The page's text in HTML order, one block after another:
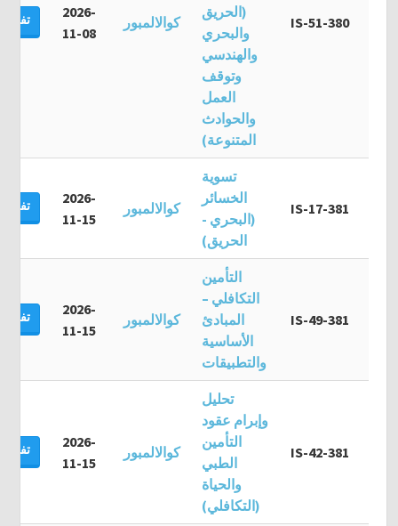
IS-51-380
(الحريق
والبحري
والهندسي
وتوقف
العمل
والحوادث
المتنوعة)
كوالالمبور
2026-
11-08
IS-17-381
تسوية
الخسائر
(البحري -
الحريق)
كوالالمبور
2026-
11-15
IS-49-381
التأمين
التكافلي –
المبادئ
الأساسية
والتطبيقات
كوالالمبور
2026-
11-15
IS-42-381
تحليل
وإبرام عقود
التأمين
الطبي
والحياة
(التكافلي)
كوالالمبور
2026-
11-15